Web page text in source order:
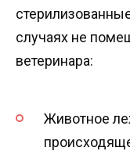
случаях не
ветеринара:
Животное